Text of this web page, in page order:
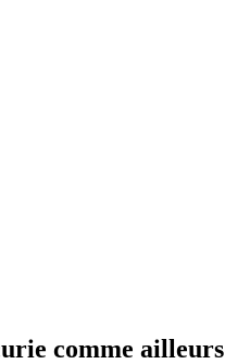
comme ailleurs